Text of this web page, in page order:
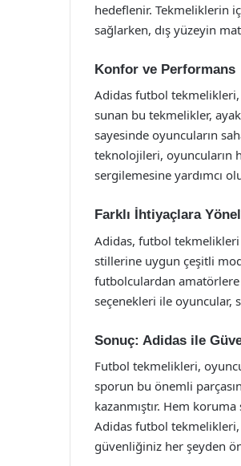
hedeflenir. Tekmeliklerin
sağlarken, dış yüzeyin
Konfor ve Performans
Adidas futbol tekmelikleri,
sunan bu tekmelikler,
sayesinde oyuncuların
teknolojileri, oyuncuların
sergilemesine yardımcı
Farklı İhtiyaçlara
Adidas, futbol tekmelikleri
stillerine uygun çeşitli
futbolculardan amatörlere
seçenekleri ile oyuncular,
Sonuç: Adidas ile
Futbol tekmelikleri,
sporun bu önemli
kazanmıştır. Hem
Adidas futbol
güvenliğiniz her şeyden